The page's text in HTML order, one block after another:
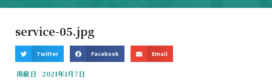
service-05.jpg
Twitter Facebook Email
掲載日 2021年1月7日